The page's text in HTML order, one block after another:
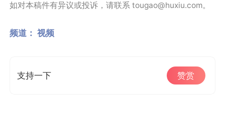
如对本稿件有异议或投诉，请联系 tougao@huxiu.com。
频道： 视频
支持一下 赞赏